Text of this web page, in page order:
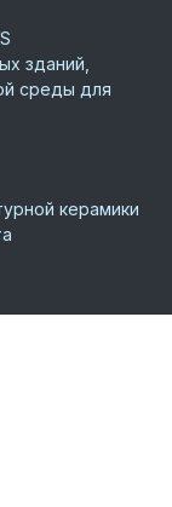
зданий,
среды для
керамики